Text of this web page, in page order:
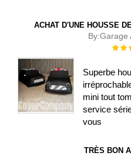
ACHAT D'UNE HOUSSE
By:Garage
Superbe
mini tout
service
vous
TRÈS BON